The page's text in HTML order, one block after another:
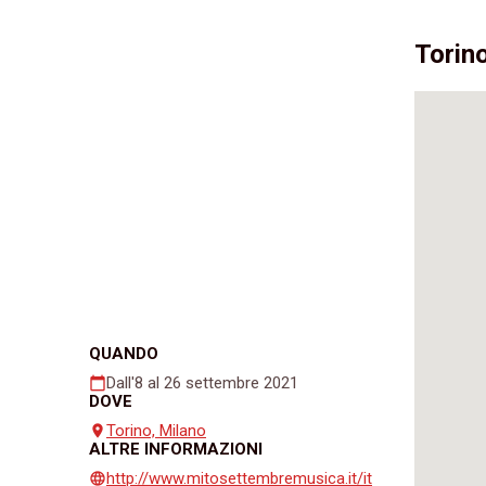
QUANDO
calendar_todayDall'8 al 26 settembre 2021
DOVE
placeTorino, Milano
ALTRE INFORMAZIONI
languagehttp://www.mitosettembremusica.it/it